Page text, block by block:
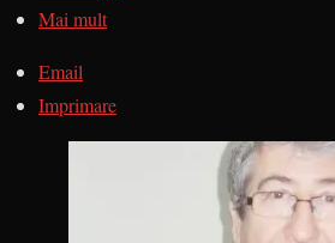
Mai mult
Email
Imprimare